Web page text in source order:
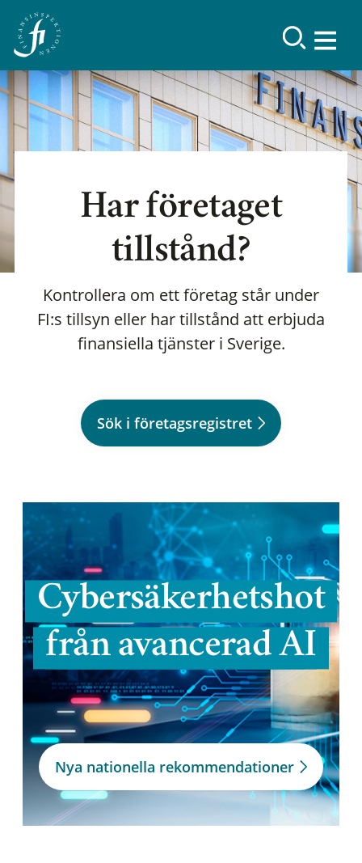
Har företaget
tillstånd?
Kontrollera om ett företag står under
FI:s tillsyn eller har tillstånd att erbjuda
finansiella tjänster i Sverige.
Sök i företagsregistret
Cybersäkerhetshot
från avancerad AI
Nya nationella rekommendationer